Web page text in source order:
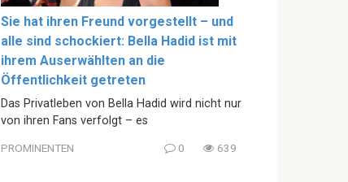
Sie hat ihren Freund vorgestellt – und
alle sind schockiert: Bella Hadid ist mit
ihrem Auserwählten an die
Öffentlichkeit getreten
Das Privatleben von Bella Hadid wird nicht nur
von ihren Fans verfolgt – es
PROMINENTEN 0 639